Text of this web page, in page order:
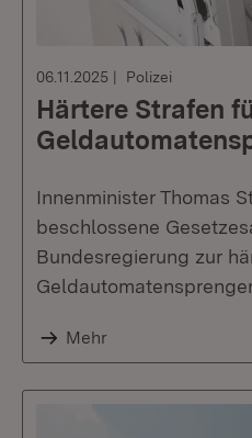
06.11.2025 Polizei
Härtere Strafen
Innenminister Thomas
beschlossene
Bundesregierung zur
Mehr